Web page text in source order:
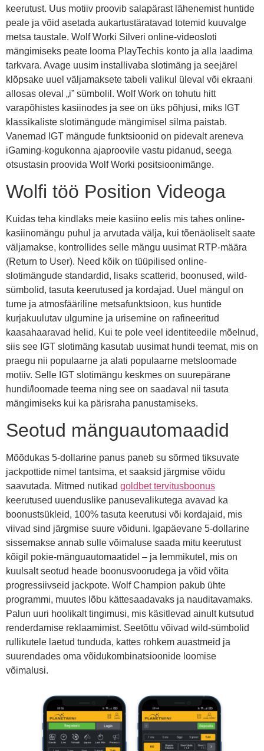
keerutust. Uus motiiv proovib salapärast lähenemist huntide
peale ja võid asetada aukartustäratavad totemid kuuvalge
metsa taustale. Wolf Worki Silveri online-videosloti
mängimiseks peate looma PlayTechis konto ja alla laadima
tarkvara. Avage uusim installivaba slotimäng ja seejärel
klõpsake uuel väljamaksete tabeli valikul üleval või ekraani
allosas oleval „i” sümbolil. Wolf Work on tohutu hitt
varapõhistes kasiinodes ja see on üks põhjusi, miks IGT
klassikaliste slotimängude mängimisel silma paistab.
Vanemad IGT mängude funktsioonid on pidevalt areneva
iGaming-kogukonna ajaproovile vastu pidanud, seega
otsustasin proovida Wolf Worki positsioonimänge.
Wolfi töö Position Videoga
Kuidas teha kindlaks meie kasiino eelis mis tahes online-
kasiinomängu puhul ja arvutada välja, kui tõenäoliselt saate
väljamakse, kontrollides selle mängu uusimat RTP-määra
(Return to User). Need kõik on tüüpilised online-
slotimängude standardid, lisaks scatterid, boonused, wild-
sümbolid, tasuta keerutused ja kordajad. Uuel mängul on
tume ja atmosfääriline metsafunktsioon, kus huntide
kurjakuulutav ulgumine ja urisemine on rafineeritud
kaasahaaravad helid. Kui te pole veel identiteedile mõelnud,
siis see IGT slotimäng kasutab uusimat hundi teemat, mis on
praegu nii populaarne ja alati populaarne metsloomade
motiiv. Selle IGT slotimängu keskmes on suurepärane
hundi/loomade teema ning see on saadaval nii tasuta
mängimiseks kui ka pärisraha panustamiseks.
Seotud mänguautomaadid
Mõõdukas 5-dollarine panus paneb su sõrmed tiksuvate
jackpottide nimel tantsima, et saaksid järgmise võidu
saavutada. Mitmed nutikad goldbet tervitusboonus
keerutused uuenduslike panusevalikutega avavad ka
boonustsükleid, 100% tasuta keerutusi või kordajaid, mis
viivad sind järgmise suure võiduni. Igapäevane 5-dollarine
sissemakse annab sulle võimaluse saada mitu keerutust
kõigil pokie-mänguautomaatidel – ja lemmikutel, mis on
kuulsalt seotud heade boonusvoorudega ja võid võita
progressiivseid jackpote. Wolf Champion pakub ühte
programmi, muutes lõbu kättesaadavaks ja nauditavamaks.
Palun uuri hoolikalt tingimusi, mis käsitlevad ainult kutsutud
renderdamise reklaamimist. Seetõttu võivad wild-sümbolid
rullikutele laetud tunduda, kattes rohkem auastmeid ja
suurendades oma võidukombinatsioonide loomise
võimalusi.